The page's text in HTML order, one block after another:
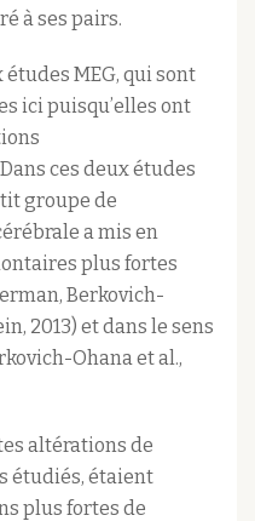
à ses pairs.
MEG, qui sont
ici puisqu’elles ont
ces deux études
groupe de
a mis en
plus fortes
Berkovich-
2013) et dans le sens
Ohana et al.,
altérations de
étudiés, étaient
plus fortes de